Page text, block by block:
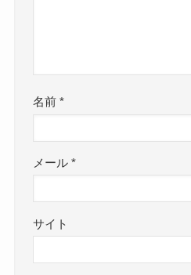
名前*
メール*
サイト